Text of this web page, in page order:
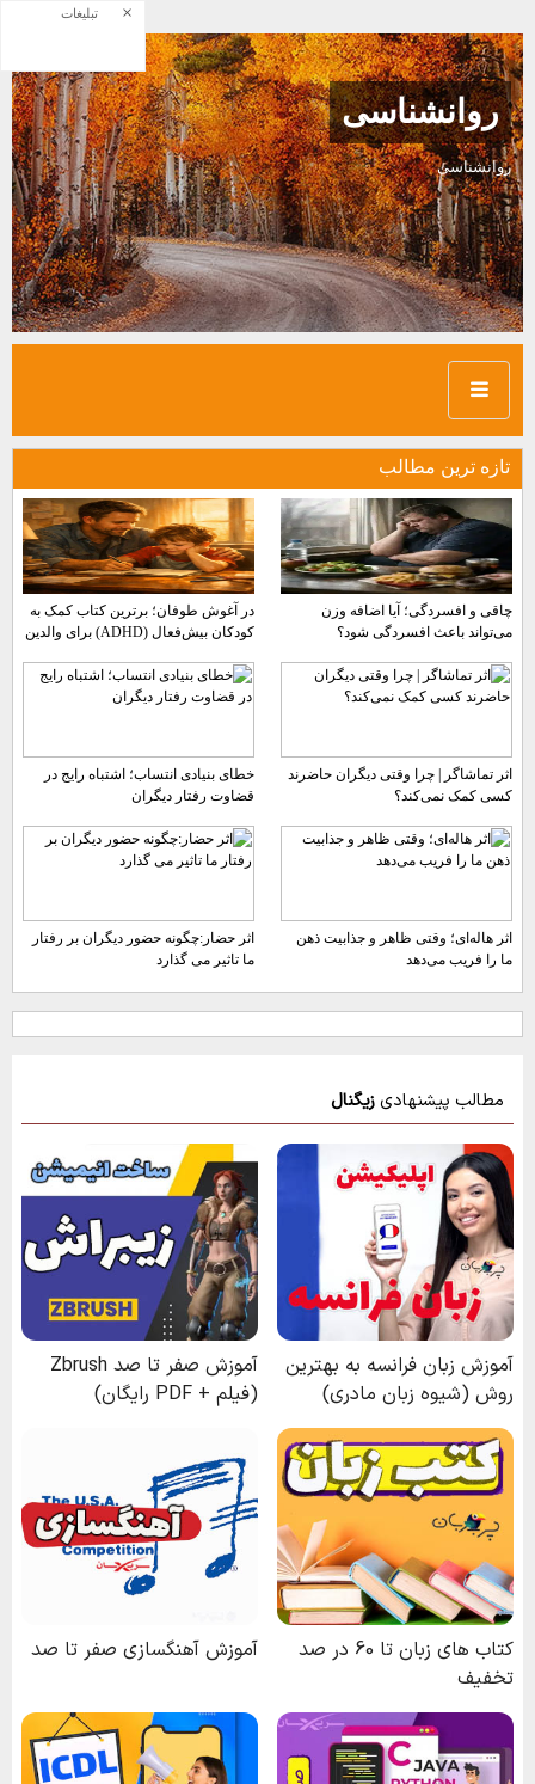
روانشناسی
روانشناسی
تازه ترين مطالب
چاقی و افسردگی؛ آیا اضافه وزن
می‌تواند باعث افسردگی شود؟
در آغوش طوفان؛ برترین کتاب کمک به
کودکان بیش‌فعال (ADHD) برای والدین
اثر تماشاگر | چرا وقتی دیگران حاضرند
کسی کمک نمی‌کند؟
خطای بنیادی انتساب؛ اشتباه رایج در
قضاوت رفتار دیگران
اثر هاله‌ای؛ وقتی ظاهر و جذابیت ذهن
ما را فریب می‌دهد
اثر حضار:چگونه حضور دیگران بر رفتار
ما تاثیر می گذارد
تبلیغات ×